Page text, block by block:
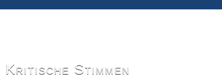
Kritische Stimmen